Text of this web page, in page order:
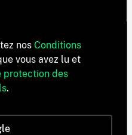
nos Conditions
vous avez lu et
protection des
.